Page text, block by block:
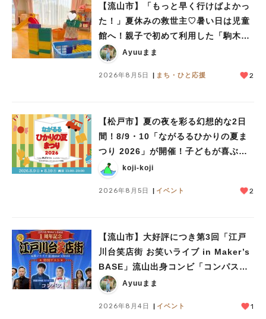
【流山市】「もっと早く行けばよかっ
た！」夏休みの救世主♡暑い日は児童
館へ！親子で初めて利用した「駒木台
児童館」レポート
Ayuuまま
2026年8月5日 まち・ひと応援 2
【松戸市】夏の夜を彩る幻想的な2日
間！8/9・10「ながるるひかりの夏ま
つり 2026」が開催！子どもが喜ぶワ
ークショップや限定ヒーローショーも
koji-koji
2026年8月5日 イベント 2
【流山市】大好評につき第3回「江戸
川台笑店街 お笑いライブ in Maker’s
BASE」流山出身コンビ「コンパス」
も登場！8/23（日）
Ayuuまま
2026年8月4日 イベント 1